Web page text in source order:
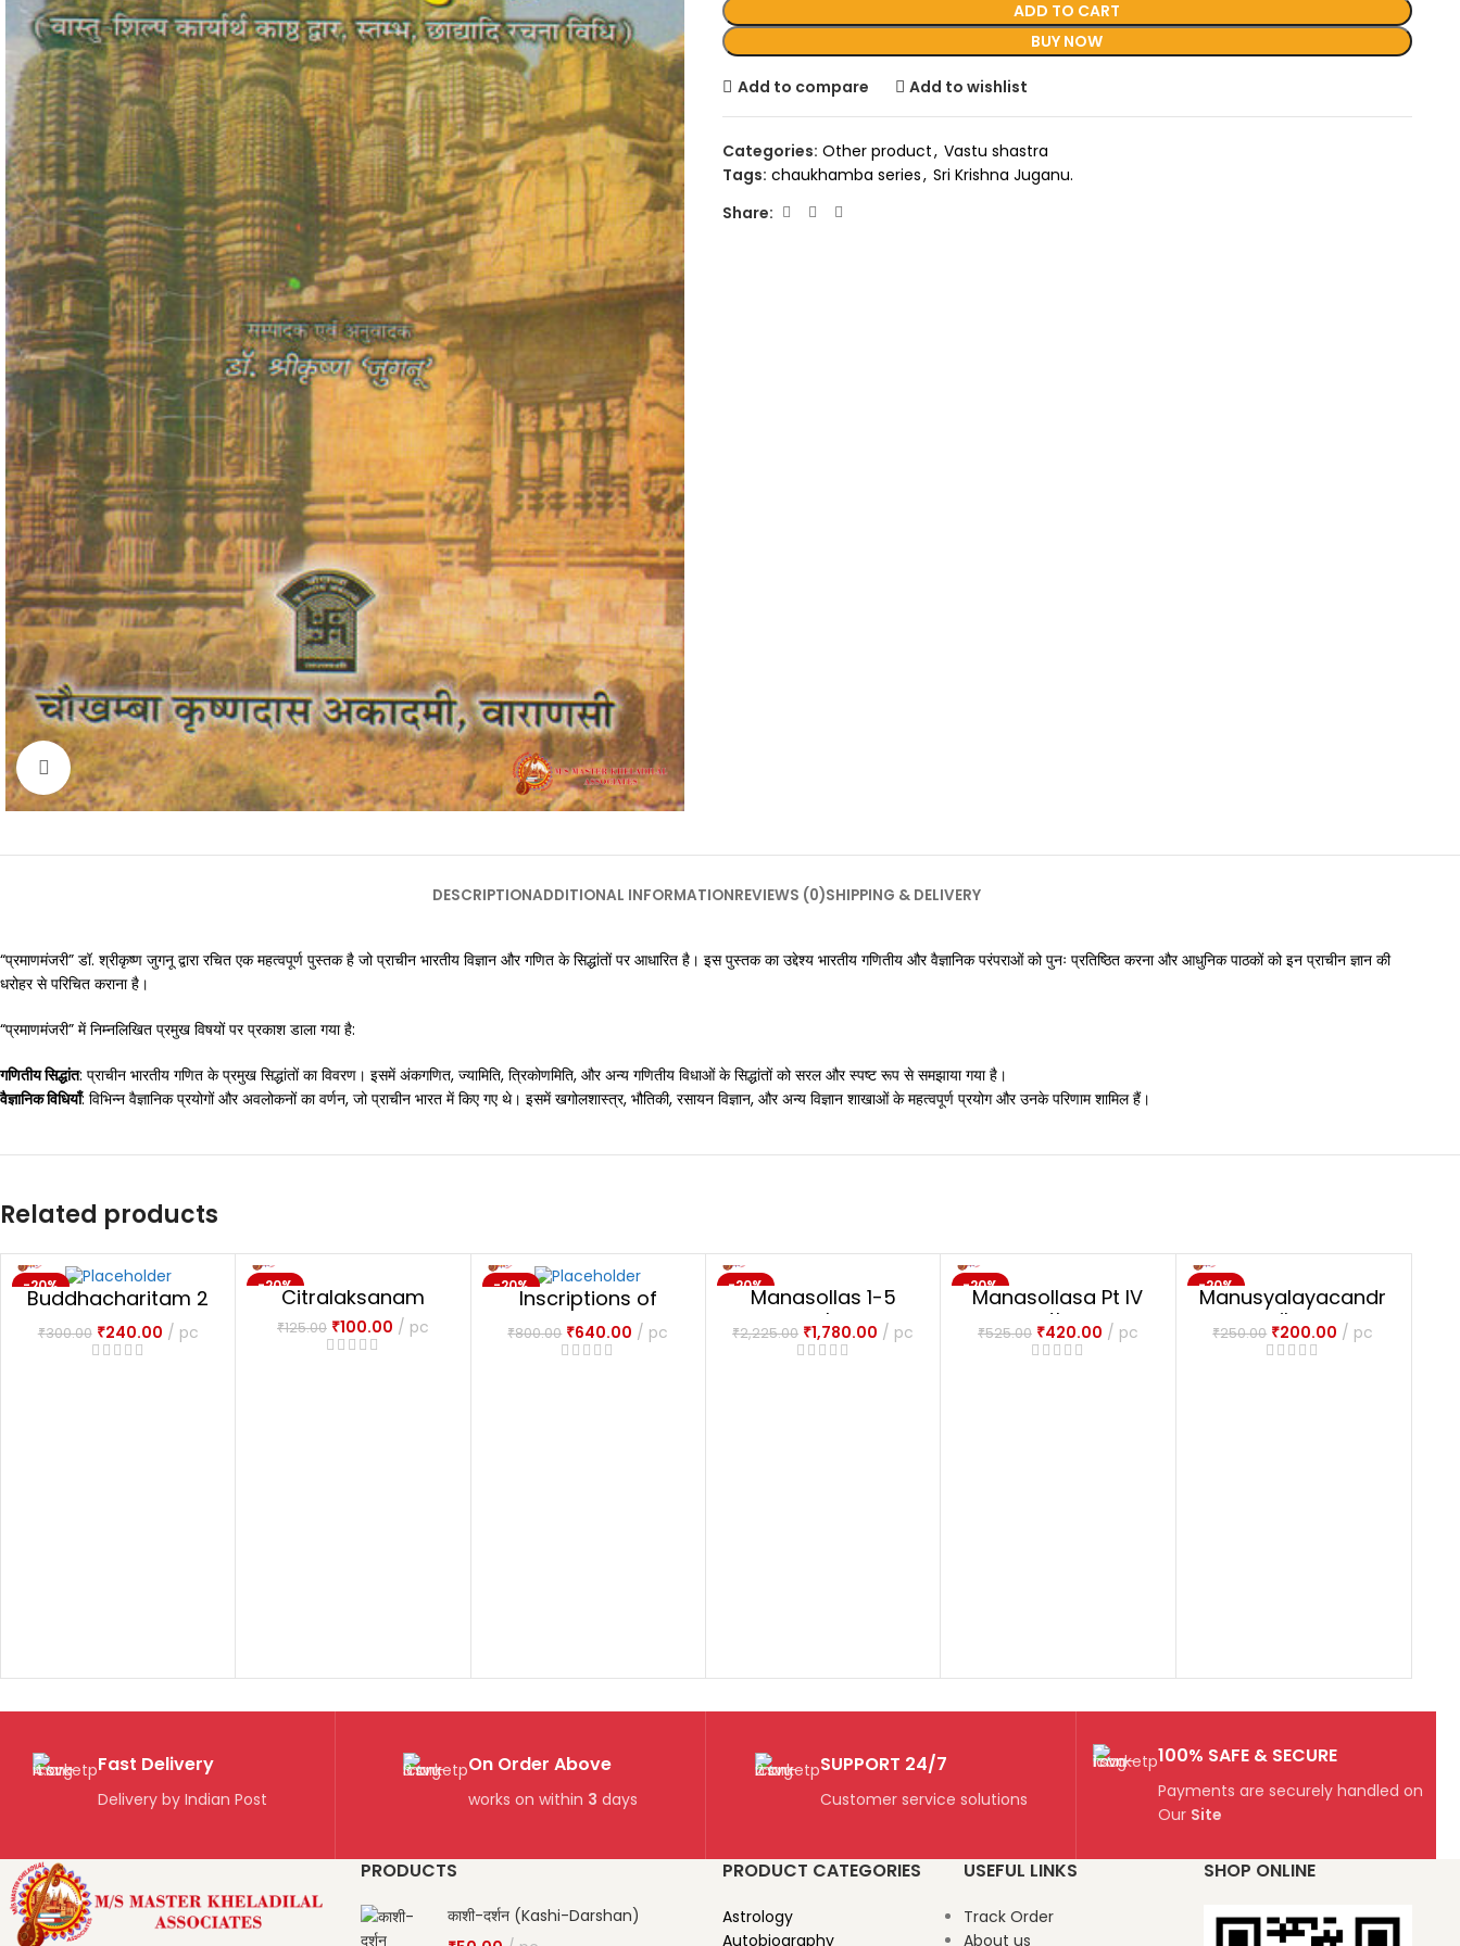
Click to enlarge
ADD TO CART
BUY NOW
Add to compare Add to wishlist
Categories: Other product, Vastu shastra
Tags: chaukhamba series, Sri Krishna Juganu.
Share:
DESCRIPTIONADDITIONAL INFORMATIONREVIEWS (0)SHIPPING & DELIVERY
“प्रमाणमंजरी” डॉ. श्रीकृष्ण जुगनू द्वारा रचित एक महत्वपूर्ण पुस्तक है जो प्राचीन भारतीय विज्ञान और गणित के सिद्धांतों पर आधारित है। इस पुस्तक का उद्देश्य भारतीय गणितीय और वैज्ञानिक परंपराओं को पुनः प्रतिष्ठित करना और आधुनिक पाठकों को इन प्राचीन ज्ञान की
धरोहर से परिचित कराना है।
“प्रमाणमंजरी” में निम्नलिखित प्रमुख विषयों पर प्रकाश डाला गया है:
गणितीय सिद्धांत: प्राचीन भारतीय गणित के प्रमुख सिद्धांतों का विवरण। इसमें अंकगणित, ज्यामिति, त्रिकोणमिति, और अन्य गणितीय विधाओं के सिद्धांतों को सरल और स्पष्ट रूप से समझाया गया है।
वैज्ञानिक विधियाँ: विभिन्न वैज्ञानिक प्रयोगों और अवलोकनों का वर्णन, जो प्राचीन भारत में किए गए थे। इसमें खगोलशास्त्र, भौतिकी, रसायन विज्ञान, और अन्य विज्ञान शाखाओं के महत्वपूर्ण प्रयोग और उनके परिणाम शामिल हैं।
Related products
-20%
NEW
Buddhacharitam 2
vols.
₹300.00 ₹240.00 pc
-20%Citralaksanam
₹125.00 ₹100.00 pc
-20%
NEWInscriptions of
Ashoka
₹800.00 ₹640.00 pc
-20%Manasollas 1-5
vols.
₹2,225.00 ₹1,780.00 pc
-20%
Manasollasa Pt IV
th
₹525.00 ₹420.00 pc
-20%
Manusyalayacandr
ika
₹250.00 ₹200.00 pc
Fast Delivery
Delivery by Indian Post
On Order Above
works on within 3 days
SUPPORT 24/7
Customer service solutions
100% SAFE & SECURE
Payments are securely handled on
Our Site
PRODUCTS
काशी-दर्शन (Kashi-Darshan)
PRODUCT CATEGORIES
Astrology
Autobiography
USEFUL LINKS
Track Order
About us
SHOP ONLINE